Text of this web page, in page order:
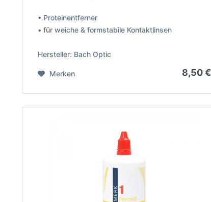
• Proteinentferner
• für weiche & formstabile Kontaktlinsen
Hersteller: Bach Optic
8,50 €
Merken